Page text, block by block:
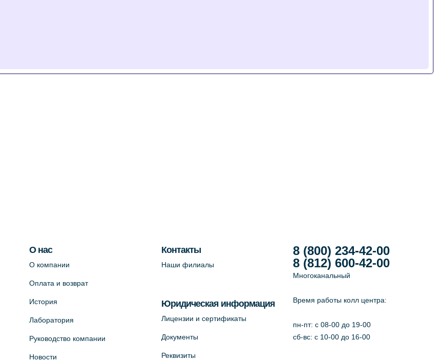
О нас
О компании
Оплата и возврат
История
Лаборатория
Руководство компании
Новости
Контакты
Наши филиалы
Юридическая информация
Лицензии и сертификаты
Документы
Реквизиты
8 (800) 234-42-00
8 (812) 600-42-00
Многоканальный
Время работы колл центра:
пн-пт: c 08-00 до 19-00
сб-вс: с 10-00 до 16-00